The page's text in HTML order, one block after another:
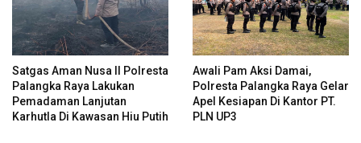
Satgas Aman Nusa II Polresta
Palangka Raya Lakukan
Pemadaman Lanjutan
Karhutla Di Kawasan Hiu Putih
Awali Pam Aksi Damai,
Polresta Palangka Raya Gelar
Apel Kesiapan Di Kantor PT.
PLN UP3